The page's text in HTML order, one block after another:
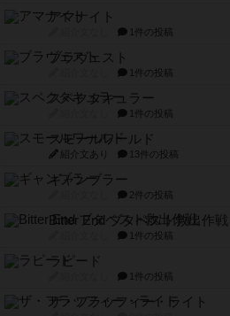
アマナイト
1件の投稿
ブラヴェスト
1件の投稿
スペクタキュラー
1件の投稿
スモールワールド
紹介文あり 13件の投稿
ギャンブラー
2件の投稿
Bitter End ブタペスト救出作戦
1件の投稿
ラピード
1件の投稿
ザ・フラッフィー・ライト